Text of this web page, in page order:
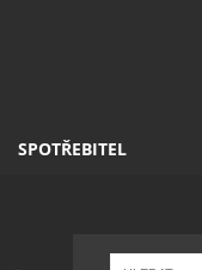
SPOTŘEBITEL